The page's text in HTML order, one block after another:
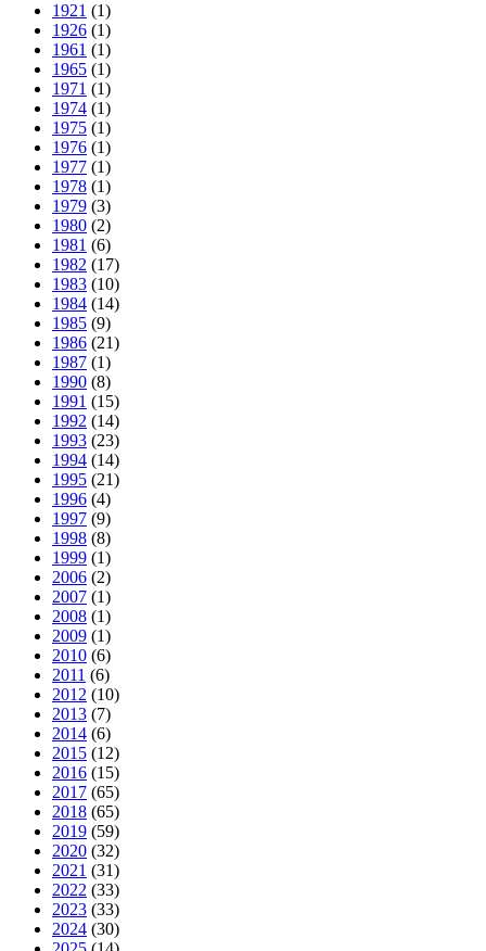
1921 (1)
1926 (1)
1961 (1)
1965 (1)
1971 (1)
1974 (1)
1975 (1)
1976 (1)
1977 (1)
1978 (1)
1979 (3)
1980 (2)
1981 (6)
1982 (17)
1983 (10)
1984 (14)
1985 (9)
1986 (21)
1987 (1)
1990 (8)
1991 (15)
1992 (14)
1993 (23)
1994 (14)
1995 (21)
1996 (4)
1997 (9)
1998 (8)
1999 (1)
2006 (2)
2007 (1)
2008 (1)
2009 (1)
2010 (6)
2011 (6)
2012 (10)
2013 (7)
2014 (6)
2015 (12)
2016 (15)
2017 (65)
2018 (65)
2019 (59)
2020 (32)
2021 (31)
2022 (33)
2023 (33)
2024 (30)